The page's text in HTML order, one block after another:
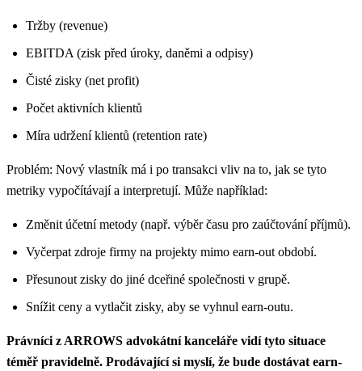
Tržby (revenue)
EBITDA (zisk před úroky, daněmi a odpisy)
Čisté zisky (net profit)
Počet aktivních klientů
Míra udržení klientů (retention rate)
Problém: Nový vlastník má i po transakci vliv na to, jak se tyto
metriky vypočítávají a interpretují. Může například:
Změnit účetní metody (např. výběr času pro zaúčtování příjmů).
Vyčerpat zdroje firmy na projekty mimo earn-out období.
Přesunout zisky do jiné dceřiné společnosti v grupě.
Snížit ceny a vytlačit zisky, aby se vyhnul earn-outu.
Právníci z ARROWS advokátní kanceláře vidí tyto situace
téměř pravidelně. Prodávající si myslí, že bude dostávat earn-